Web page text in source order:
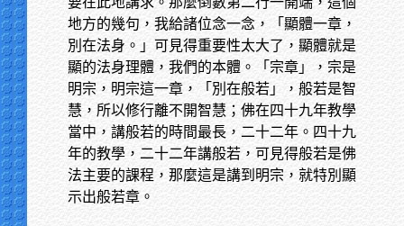
地方的幾句，我給諸位念一念，「顯體一章，
別在法身。」可見得重要性太大了，顯體就是
顯的法身理體，我們的本體。「宗章」，宗是
明宗，明宗這一章，「別在般若」，般若是智
慧，所以修行離不開智慧；佛在四十九年教學
當中，講般若的時間最長，二十二年。四十九
年的教學，二十二年講般若，可見得般若是佛
法主要的課程，那麼這是講到明宗，就特別顯
示出般若章。